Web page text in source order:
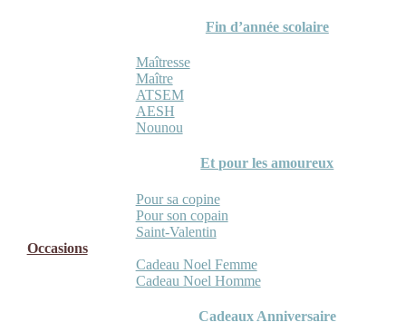
Fin d’année scolaire
Maîtresse
Maître
ATSEM
AESH
Nounou
Et pour les amoureux
Pour sa copine
Pour son copain
Saint-Valentin
Occasions
Cadeau Noel Femme
Cadeau Noel Homme
Cadeaux Anniversaire